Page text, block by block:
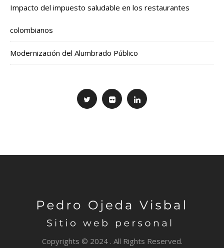
Impacto del impuesto saludable en los restaurantes
colombianos
Modernización del Alumbrado Público
Copyrights © 2024 . All Rights Reserved.